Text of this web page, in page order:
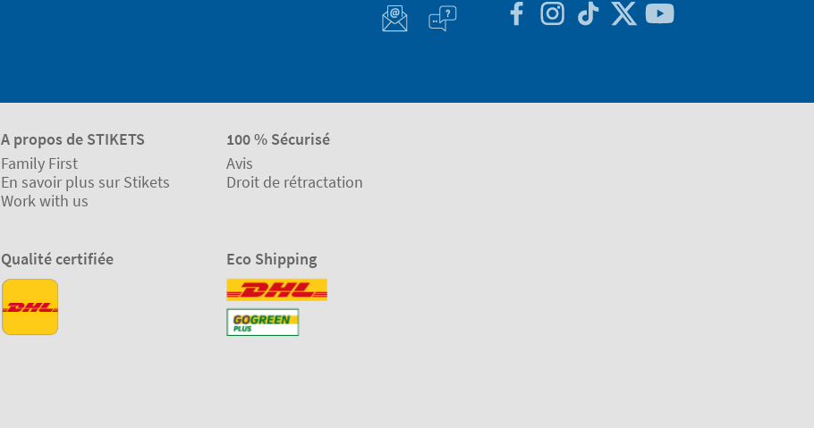
A propos de STIKETS
Family First
En savoir plus sur Stikets
Work with us
100 % Sécurisé
Avis
Droit de rétractation
Qualité certifiée Eco Shipping